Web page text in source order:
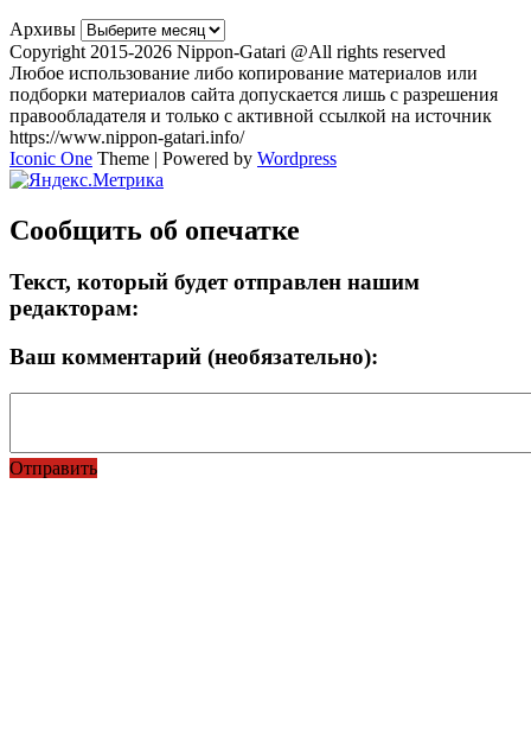
Архивы
Copyright 2015-2026 Nippon-Gatari @All rights reserved
Любое использование либо копирование материалов или
подборки материалов сайта допускается лишь с разрешения
правообладателя и только с активной ссылкой на источник
https://www.nippon-gatari.info/
Iconic One Theme | Powered by Wordpress
Сообщить об опечатке
Текст, который будет отправлен нашим
редакторам:
Ваш комментарий (необязательно):
Отправить